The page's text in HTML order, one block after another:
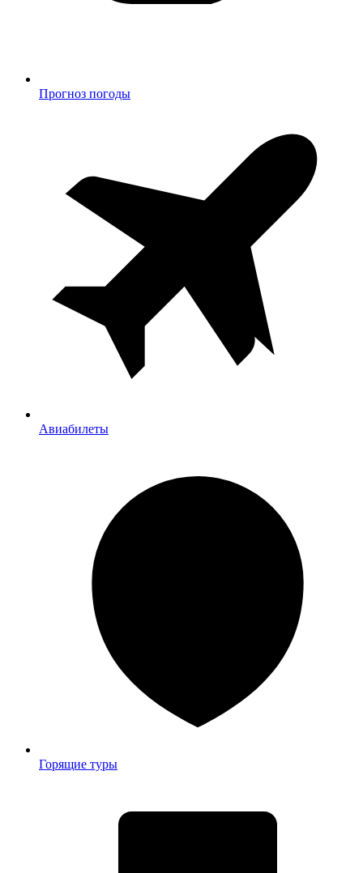
Прогноз погоды
Авиабилеты
Горящие туры